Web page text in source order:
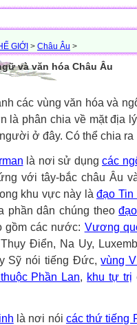
GIỚI > Châu Âu >
và văn hóa Châu Âu
các vùng văn hóa và
là phân chia về mặt địa
ở đây. Có thể chia
là nơi sử dụng các
với tây-bắc châu Âu
khu vực này là đạo Tin
phần dân chúng theo
gồm các nước: Vương
Điển, Na Uy,
Sỹ nói tiếng Đức,vùng
Phần Lan, khu tự trị
là nơi nói các thứ tiếng